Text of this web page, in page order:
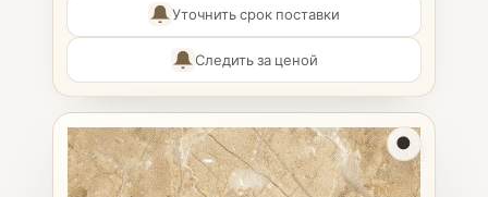
Уточнить срок поставки
Следить за ценой